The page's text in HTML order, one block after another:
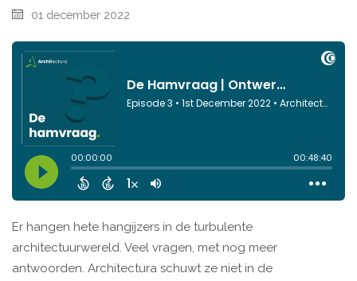
01 december 2022
Er hangen hete hangijzers in de turbulente
architectuurwereld. Veel vragen, met nog meer
antwoorden. Architectura schuwt ze niet in de